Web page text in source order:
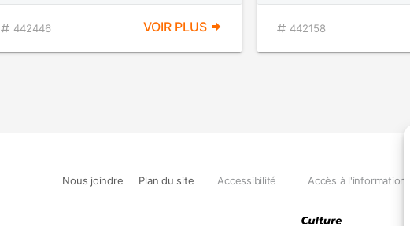
442446 VOIR PLUS 442158
Nous joindre Plan du site Accessibilité Accès à l'information